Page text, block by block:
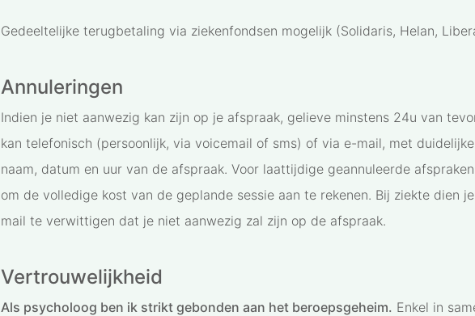
Gedeeltelijke terugbetaling via ziekenfondsen mogelijk (Solidaris, Helan,
Annuleringen
Indien je niet aanwezig kan zijn op je afspraak, gelieve minstens 24u van
kan telefonisch (persoonlijk, via voicemail of sms) of via e-mail, met
naam, datum en uur van de afspraak. Voor laattijdige geannuleerde
om de volledige kost van de geplande sessie aan te rekenen. Bij ziekte dien
mail te verwittigen dat je niet aanwezig zal zijn op de afspraak.
Vertrouwelijkheid
Als psycholoog ben ik strikt gebonden aan het beroepsgeheim. Enkel in